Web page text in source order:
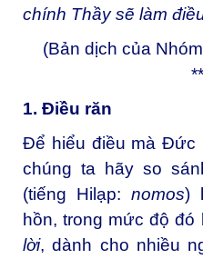
chính Thầy sẽ làm
(Bản dịch của
1. Điều răn
Để hiểu điều mà Đức
chúng ta hãy so
(tiếng Hilạp: nomos)
hồn, trong mức độ đó
lời, dành cho nhiều